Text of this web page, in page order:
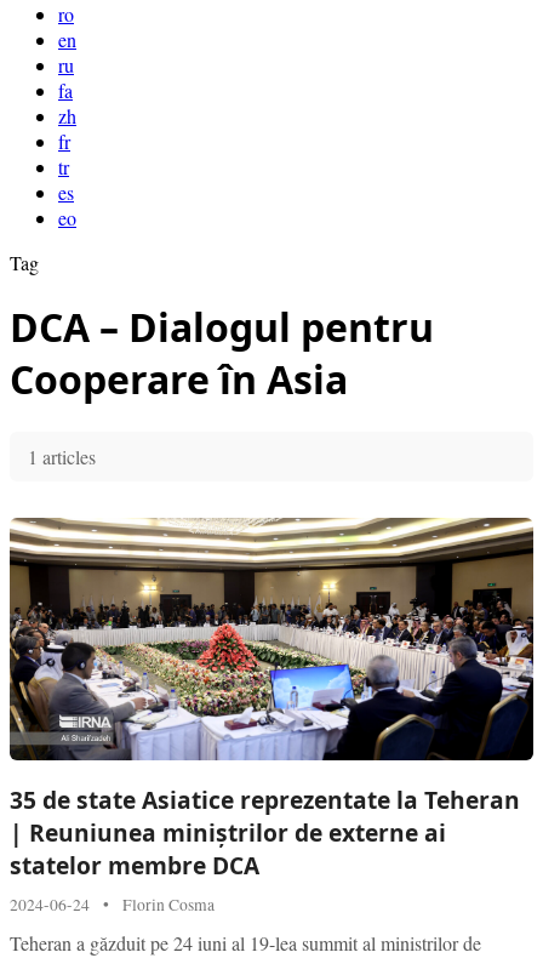
ro
en
ru
fa
zh
fr
tr
es
eo
Tag
DCA – Dialogul pentru
Cooperare în Asia
1 articles
35 de state Asiatice reprezentate la Teheran
| Reuniunea miniștrilor de externe ai
statelor membre DCA
2024-06-24 • Florin Cosma
Teheran a găzduit pe 24 iuni al 19-lea summit al ministrilor de